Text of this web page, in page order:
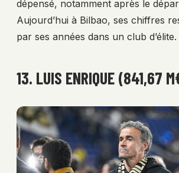
dépensé, notamment après le
Aujourd’hui à Bilbao, ses chiffres
par ses années dans un club d’élite.
13. LUIS ENRIQUE (841,67